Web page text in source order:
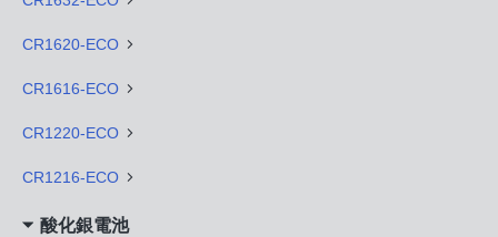
CR1620-ECO
CR1616-ECO
CR1220-ECO
CR1216-ECO
酸化銀電池